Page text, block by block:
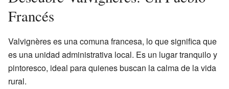
Francés
Valvignères es una comuna francesa, lo que significa que
es una unidad administrativa local. Es un lugar tranquilo y
pintoresco, ideal para quienes buscan la calma de la vida
rural.